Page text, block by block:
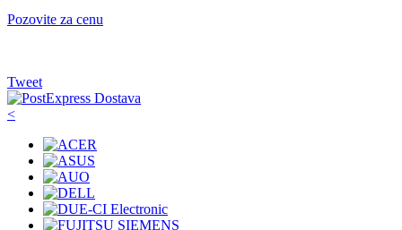
Pozovite za cenu
Tweet
<